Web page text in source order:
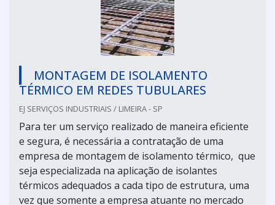
MONTAGEM DE ISOLAMENTO
TÉRMICO EM REDES TUBULARES
EJ SERVIÇOS INDUSTRIAIS / LIMEIRA - SP
Para ter um serviço realizado de maneira eficiente
e segura, é necessária a contratação de uma
empresa de montagem de isolamento térmico, que
seja especializada na aplicação de isolantes
térmicos adequados a cada tipo de estrutura, uma
vez que somente a empresa atuante no mercado